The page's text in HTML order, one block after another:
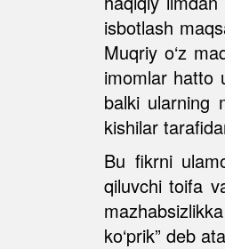
isbotlash
Muqriy o‘z
imomlar hatto
balki ularning
kishilar
Bu fikrni
qiluvchi toifa
ko‘prik” deb